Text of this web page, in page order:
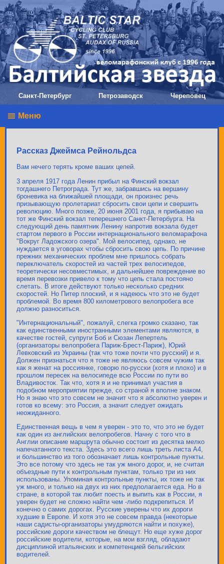
Санкт-Петербург Петрозаводск Череповец
Меню
Рассказ Джеймса Рейнольдса
Вам нечего терять кроме ваших цепей.
3 апреля 1917 года Ленин прибыл на Финский вокзал
тогдашнего Петрограда. Тут же, забравшись на вершину
броневика на ближайшей площади, он произнес речь
призывающую пролетариат сбросить свои цепи и свершить
революцию. Много позже, 20 июня 2001 года, я прибываю на
тот же Финский вокзал теперешнего Санкт-Петербурга. На
следующий день памятник Ленину напротив вокзала будет
стартом первого в России интернационального веломарафона
"Вокруг Ладожского озера". Мой велосипед, однако, не
нуждается в уговорах чтобы сбросить свою цепь. По причине
прежних механических проблем мне пришлось собрать
переключатель скоростей из частей трех велосипедов,
теоретически несовместимых, и дальнейшее повреждение во
время перевозки привело к тому что цепь стала постояно
слетать. В итоге действуют только несколько средних
скоростей. Но Питер плоский, и я надеюсь что это не будет
проблемой. Во время 800 километрового велопробега все
должно разноситься.
"Интернациональный", пожалуй, слегка громко сказано, так
как единственными иностранными элементами являются, в
качестве гостей, супруги Боб и Сюзан Лепертель
(организаторы велопробега Париж-Брест-Париж), Юрий
Левковский из Украины (так что тоже почти что русский) и я.
Должен признаться что я тоже не являюсь совсем чужим так
как я женат на россиянке, говорю по-русски (хотя и плохо) и в
прошлом пересек на велосипеде всю России по пути во
Владивосток. Так что, хотя я и не принимал участия в
подобном мероприятии прежде, со страной я вполне знаком.
Но я знаю что это совсем не значит что я абсолютно уверен и
готов ко всему: это Россия, а значит следует ожидать
неожиданного.
Единственная вещь в чем я уверен - это то, что это не будет
как один из английских велопробегов. Начну с того что в
Англии описание маршрута обычно состоит из десятка мелко
напечатанного текста. Здесь это всего лишь треть листа А4,
и большинство из того обозначает лишь контрольные пункты.
Это все потому что здесь не так уж много дорог, и, не считая
объездные пути к контрольным пунктам, только три из них
использованы. Упоминая контрольные пункты, их тоже не так
уж много, и только на двух из них предполагается еда. Но в
стране, в которой так любит поесть и выпить как в России, я
уверен будет не сложно найти чем -либо подкрепиться. И
конечно о самих дорогах. Русские уверены что их дороги
худшие в Европе. И хотя это не совсем правда (некоторые
наши садисты-организаторы умудряются найти и похуже),
российские дороги качеством не блещут. Но еще хуже дорог
российские водители, которые, на мои взгляд, обладают
дисциплиной итальянских и компетенцией бельгийских
водителей.